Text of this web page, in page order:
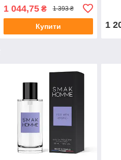
1 044,75₴ 1 393 ₴
Купити 1